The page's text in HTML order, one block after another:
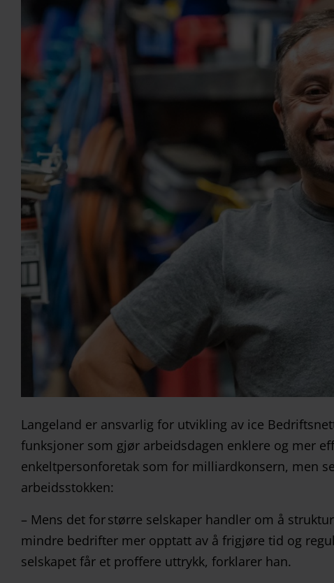
Langeland er ansvarlig for utvikling av ice
funksjoner som gjør arbeidsdagen enklere og mer
enkeltpersonforetak som for milliardkonsern, men
arbeidsstokken:
– Mens det for større selskaper handler om å
mindre bedrifter mer opptatt av å frigjøre tid og
selskapet får et proffere uttrykk, forklarer han.